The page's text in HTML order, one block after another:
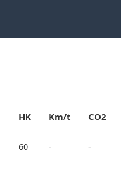
HK Km/t CO2
60 - -